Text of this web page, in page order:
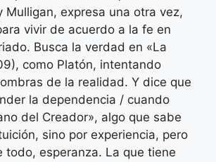
Mulligan, expresa una otra vez,
vivir de acuerdo a la fe en
Busca la verdad en «La
como Platón, intentando
de la realidad. Y dice que
la dependencia / cuando
del Creador», algo que sabe
sino por experiencia, pero
todo, esperanza. La que tiene